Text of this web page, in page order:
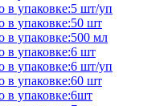
в упаковке:5 шт/уп
в упаковке:50 шт
в упаковке:500 мл
в упаковке:6 шт
в упаковке:6 шт/уп
в упаковке:60 шт
в упаковке:6шт